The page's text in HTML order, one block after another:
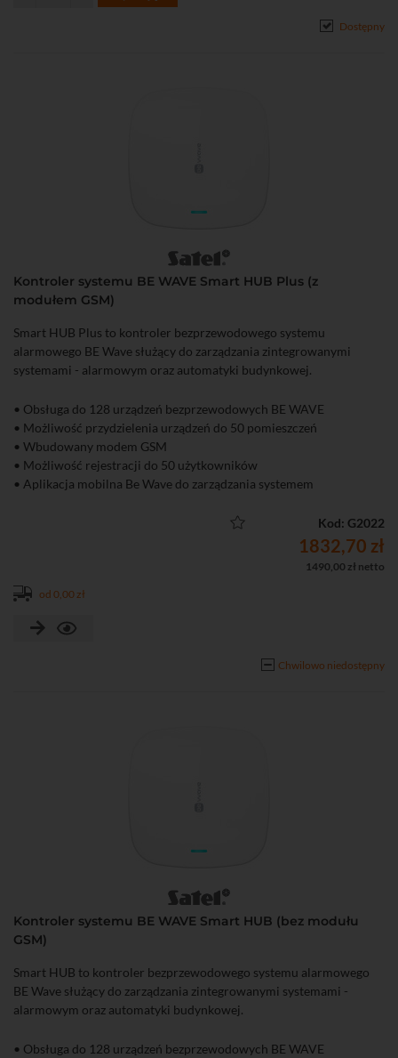
Dostępny
Kontroler systemu BE WAVE Smart HUB Plus (z
modułem GSM)
Smart HUB Plus to kontroler bezprzewodowego systemu
alarmowego BE Wave służący do zarządzania zintegrowanymi
systemami - alarmowym oraz automatyki budynkowej.
• Obsługa do 128 urządzeń bezprzewodowych BE WAVE
• Możliwość przydzielenia urządzeń do 50 pomieszczeń
• Wbudowany modem GSM
• Możliwość rejestracji do 50 użytkowników
• Aplikacja mobilna Be Wave do zarządzania systemem
• Powiadamianie typu "push" o zdarzeniach, CLIP, SMS
Kod: G2022
1832,70 zł
1490,00 zł netto
od 0,00 zł
Chwilowo niedostępny
Kontroler systemu BE WAVE Smart HUB (bez modułu
GSM)
Smart HUB to kontroler bezprzewodowego systemu alarmowego
BE Wave służący do zarządzania zintegrowanymi systemami -
alarmowym oraz automatyki budynkowej.
• Obsługa do 128 urządzeń bezprzewodowych BE WAVE